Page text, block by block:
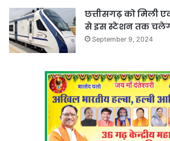
छत्तीसगढ़ को मिली
से इस स्टेशन तक
September 9, 2024